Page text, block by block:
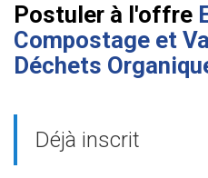
Postuler à l'offre
Compostage et
Déchets
Déjà inscrit